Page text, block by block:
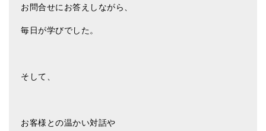
お問合せにお答えしながら、
毎日が学びでした。
そして、
お客様との温かい対話や